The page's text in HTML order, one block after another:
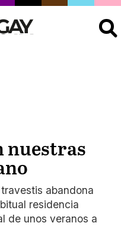
nuestras
travestis abandona
residencia
de unos veranos a